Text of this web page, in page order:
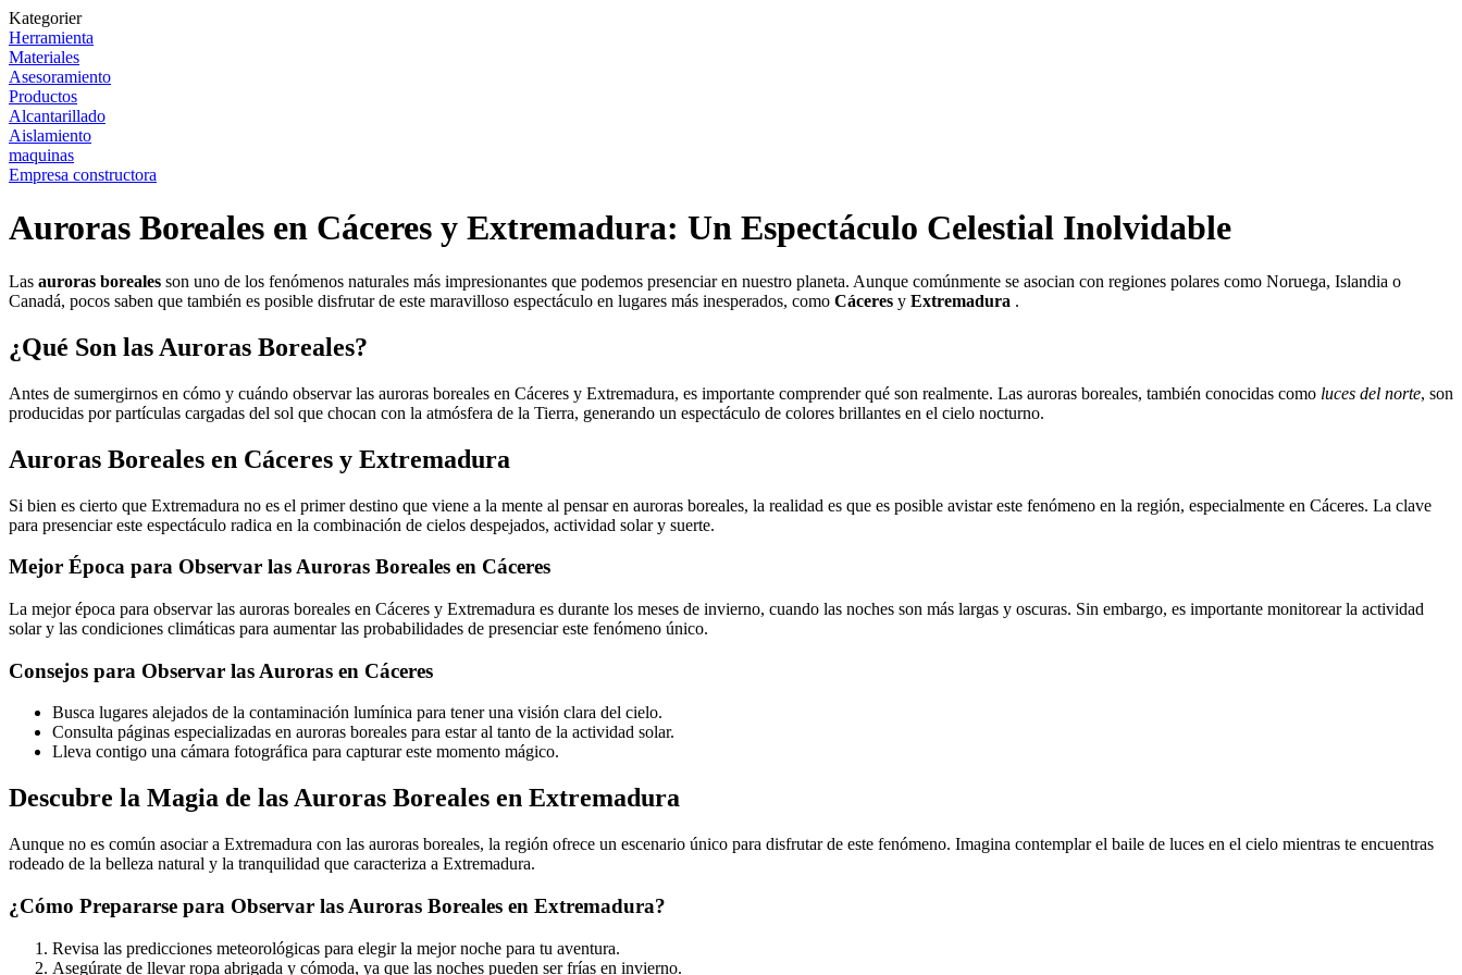
Kategorier
Herramienta
Materiales
Asesoramiento
Productos
Alcantarillado
Aislamiento
maquinas
Empresa constructora
Auroras Boreales en Cáceres y Extremadura: Un Espectáculo Celestial Inolvidable
Las auroras boreales son uno de los fenómenos naturales más impresionantes que podemos presenciar en nuestro planeta. Aunque comúnmente se asocian con regiones polares como Noruega, Islandia o
Canadá, pocos saben que también es posible disfrutar de este maravilloso espectáculo en lugares más inesperados, como Cáceres y Extremadura .
¿Qué Son las Auroras Boreales?
Antes de sumergirnos en cómo y cuándo observar las auroras boreales en Cáceres y Extremadura, es importante comprender qué son realmente. Las auroras boreales, también conocidas como luces del norte, son
producidas por partículas cargadas del sol que chocan con la atmósfera de la Tierra, generando un espectáculo de colores brillantes en el cielo nocturno.
Auroras Boreales en Cáceres y Extremadura
Si bien es cierto que Extremadura no es el primer destino que viene a la mente al pensar en auroras boreales, la realidad es que es posible avistar este fenómeno en la región, especialmente en Cáceres. La clave
para presenciar este espectáculo radica en la combinación de cielos despejados, actividad solar y suerte.
Mejor Época para Observar las Auroras Boreales en Cáceres
La mejor época para observar las auroras boreales en Cáceres y Extremadura es durante los meses de invierno, cuando las noches son más largas y oscuras. Sin embargo, es importante monitorear la actividad
solar y las condiciones climáticas para aumentar las probabilidades de presenciar este fenómeno único.
Consejos para Observar las Auroras en Cáceres
Busca lugares alejados de la contaminación lumínica para tener una visión clara del cielo.
Consulta páginas especializadas en auroras boreales para estar al tanto de la actividad solar.
Lleva contigo una cámara fotográfica para capturar este momento mágico.
Descubre la Magia de las Auroras Boreales en Extremadura
Aunque no es común asociar a Extremadura con las auroras boreales, la región ofrece un escenario único para disfrutar de este fenómeno. Imagina contemplar el baile de luces en el cielo mientras te encuentras
rodeado de la belleza natural y la tranquilidad que caracteriza a Extremadura.
¿Cómo Prepararse para Observar las Auroras Boreales en Extremadura?
Revisa las predicciones meteorológicas para elegir la mejor noche para tu aventura.
Asegúrate de llevar ropa abrigada y cómoda, ya que las noches pueden ser frías en invierno.